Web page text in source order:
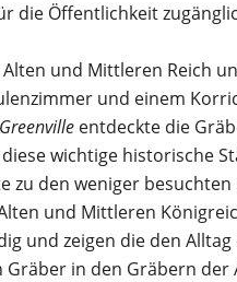
die Öffentlichkeit
und Mittleren Reich
und einem
entdeckte die
wichtige historische
zu den weniger
und Mittleren
und zeigen die den
in den Gräbern